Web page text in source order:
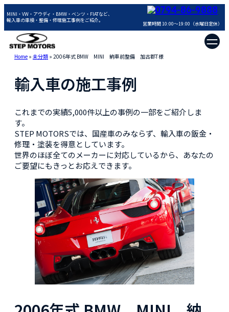
MINI・VW・アウディ・BMW・ベンツ・FIATなど、
輸入車の車検・整備・修理施工事例をご紹介。
0794-86-9888
営業時間 10:00～19:00（水曜日定休）
Home » 未分類 » 2006年式 BMW MINI 納車前整備 加古郡T様
輸入車の施工事例
これまでの実績5,000件以上の事例の一部をご紹介しま
す。
STEP MOTORSでは、国産車のみならず、輸入車の鈑金・
修理・塗装を得意としています。
世界のほぼ全てのメーカーに対応しているから、あなたの
ご要望にもきっとお応えできます。